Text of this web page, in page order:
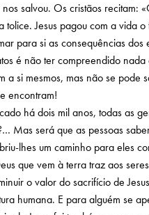
salvou. Os cristãos recitam:
Jesus pagou com a vida
para si as consequências
é não ter compreendido
a si mesmos, mas não se
encontram!
há dois mil anos, todas as
Mas será que as pessoas
lhes um caminho para eles
que vem à terra traz aos
o valor do sacrifício de
humana. E para alguém se